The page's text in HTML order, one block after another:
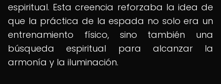
espiritual. Esta creencia reforzaba la idea de
que la práctica de la espada no solo era un
entrenamiento físico, sino también una
búsqueda espiritual para alcanzar la
armonía y la iluminación.